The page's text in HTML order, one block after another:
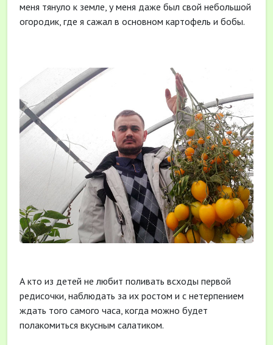
меня тянуло к земле, у меня даже был свой небольшой
огородик, где я сажал в основном картофель и бобы.
А кто из детей не любит поливать всходы первой
редисочки, наблюдать за их ростом и с нетерпением
ждать того самого часа, когда можно будет
полакомиться вкусным салатиком.